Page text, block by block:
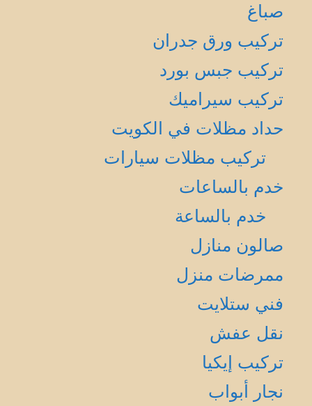
صباغ
تركيب ورق جدران
تركيب جبس بورد
تركيب سيراميك
حداد مظلات في الكويت
تركيب مظلات سيارات
خدم بالساعات
خدم بالساعة
صالون منازل
ممرضات منزل
فني ستلايت
نقل عفش
تركيب إيكيا
نجار أبواب